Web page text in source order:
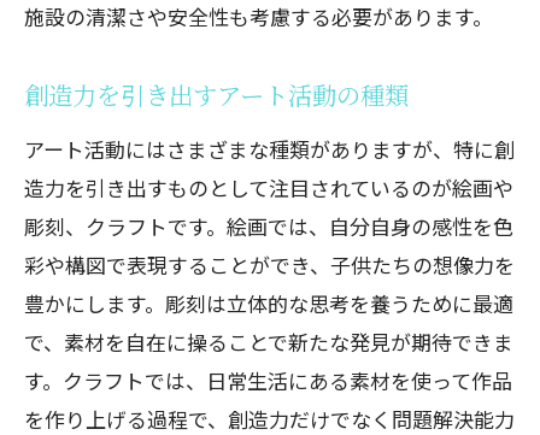
施設の清潔さや安全性も考慮する必要があります。
創造力を引き出すアート活動の種類
アート活動にはさまざまな種類がありますが、特に創
造力を引き出すものとして注目されているのが絵画や
彫刻、クラフトです。絵画では、自分自身の感性を色
彩や構図で表現することができ、子供たちの想像力を
豊かにします。彫刻は立体的な思考を養うために最適
で、素材を自在に操ることで新たな発見が期待できま
す。クラフトでは、日常生活にある素材を使って作品
を作り上げる過程で、創造力だけでなく問題解決能力